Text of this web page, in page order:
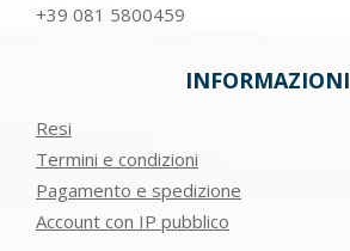
+39 081 5800459
INFORMAZIONI
Resi
Termini e condizioni
Pagamento e spedizione
Account con IP pubblico